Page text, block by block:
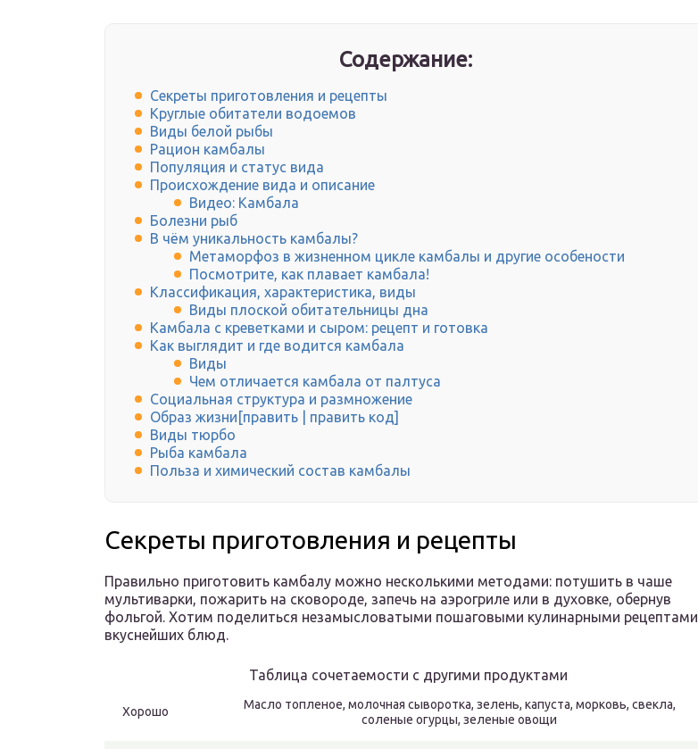
Содержание:
Секреты приготовления и рецепты
Круглые обитатели водоемов
Виды белой рыбы
Рацион камбалы
Популяция и статус вида
Происхождение вида и описание
Видео: Камбала
Болезни рыб
В чём уникальность камбалы?
Метаморфоз в жизненном цикле камбалы и другие особености
Посмотрите, как плавает камбала!
Классификация, характеристика, виды
Виды плоской обитательницы дна
Камбала с креветками и сыром: рецепт и готовка
Как выглядит и где водится камбала
Виды
Чем отличается камбала от палтуса
Социальная структура и размножение
Образ жизни[править | править код]
Виды тюрбо
Рыба камбала
Польза и химический состав камбалы
Секреты приготовления и рецепты
Правильно приготовить камбалу можно несколькими методами: потушить в чаше
мультиварки, пожарить на сковороде, запечь на аэрогриле или в духовке, обернув
фольгой. Хотим поделиться незамысловатыми пошаговыми кулинарными рецептами
вкуснейших блюд.
Таблица сочетаемости с другими продуктами
Хорошо
Масло топленое, молочная сыворотка, зелень, капуста, морковь, свекла,
соленые огурцы, зеленые овощи